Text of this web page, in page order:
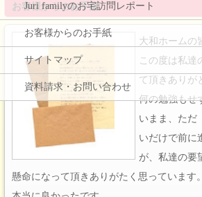
お客様からのお手紙
大和ホームの
この度は私達
て頂きありが
何の勉強もせ
いまま、ただ
いだけで前に
が、私達の要
懸命になって頂きありがたく思っています
Juri familyのお宅訪問レポート
お客様からのお手紙
サイトマップ
資料請求・お問い合わせ